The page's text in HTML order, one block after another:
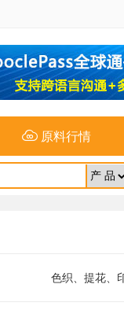
原料行情
色织、提花、